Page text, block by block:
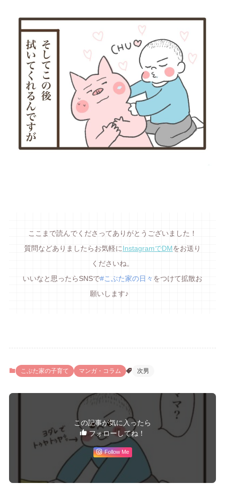
ここまで読んでくださってありがとうございました！
質問などありましたらお気軽に InstagramでDMをお送り
くださいね。
いいなと思ったらSNSで#こぶた家の日々 をつけて拡散お
願いします♪
こぶた家の子育て マンガ・コラム 次男
この記事が気に入ったら
フォローしてね！
Follow Me